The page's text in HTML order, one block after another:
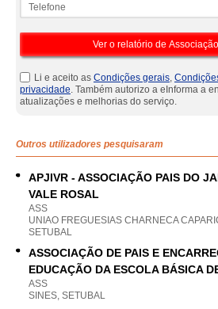
Li e aceito as Condições gerais,
privacidade. Também autorizo a eInforma a
atualizações e melhorias do serviço.
Outros utilizadores pesquisaram
APJIVR - ASSOCIAÇÃO PAIS DO
VALE ROSAL
ASS
UNIAO FREGUESIAS CHARNECA
SETUBAL
ASSOCIAÇÃO DE PAIS E
EDUCAÇÃO DA ESCOLA BÁSICA
ASS
SINES, SETUBAL